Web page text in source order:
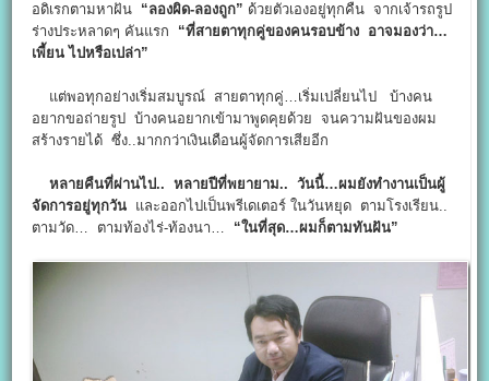
อดิเรกตามหาฝัน “ลองผิด-ลองถูก” ด้วยตัวเองอยู่ทุกคืน จากเจ้ารถรูป
ร่างประหลาดๆ คันแรก “ที่สายตาทุกคู่ของคนรอบข้าง อาจมองว่า…
เพี้ยน ไปหรือเปล่า”
แต่พอทุกอย่างเริ่มสมบูรณ์ สายตาทุกคู่…เริ่มเปลี่ยนไป บ้างคน
อยากขอถ่ายรูป บ้างคนอยากเข้ามาพูดคุยด้วย จนความฝันของผม
สร้างรายได้ ซึ่ง..มากกว่าเงินเดือนผู้จัดการเสียอีก
หลายคืนที่ผ่านไป.. หลายปีที่พยายาม.. วันนี้…ผมยังทำงานเป็นผู้
จัดการอยู่ทุกวัน และออกไปเป็นพรีเดเตอร์ ในวันหยุด ตามโรงเรียน..
ตามวัด… ตามท้องไร่-ท้องนา… “ในที่สุด…ผมก็ตามทันฝัน”